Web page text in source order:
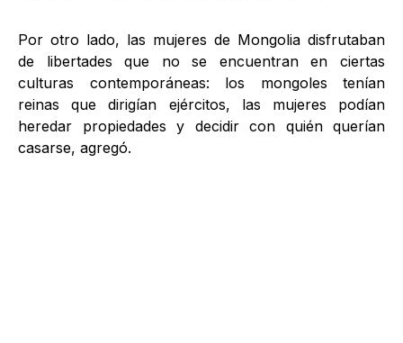
Por otro lado, las mujeres de Mongolia disfrutaban
de libertades que no se encuentran en ciertas
culturas contemporáneas: los mongoles tenían
reinas que dirigían ejércitos, las mujeres podían
heredar propiedades y decidir con quién querían
casarse, agregó.